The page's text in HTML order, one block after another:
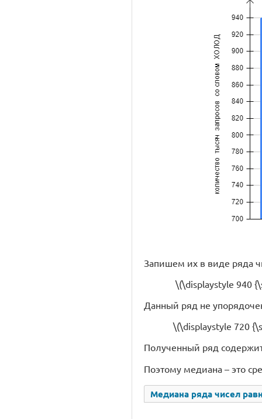
Запишем их в виде ряда
\(\displaystyle 940
Данный ряд не
\(\displaystyle 720
Полученный ряд
Поэтому медиана – это
Медиана ряда чисел